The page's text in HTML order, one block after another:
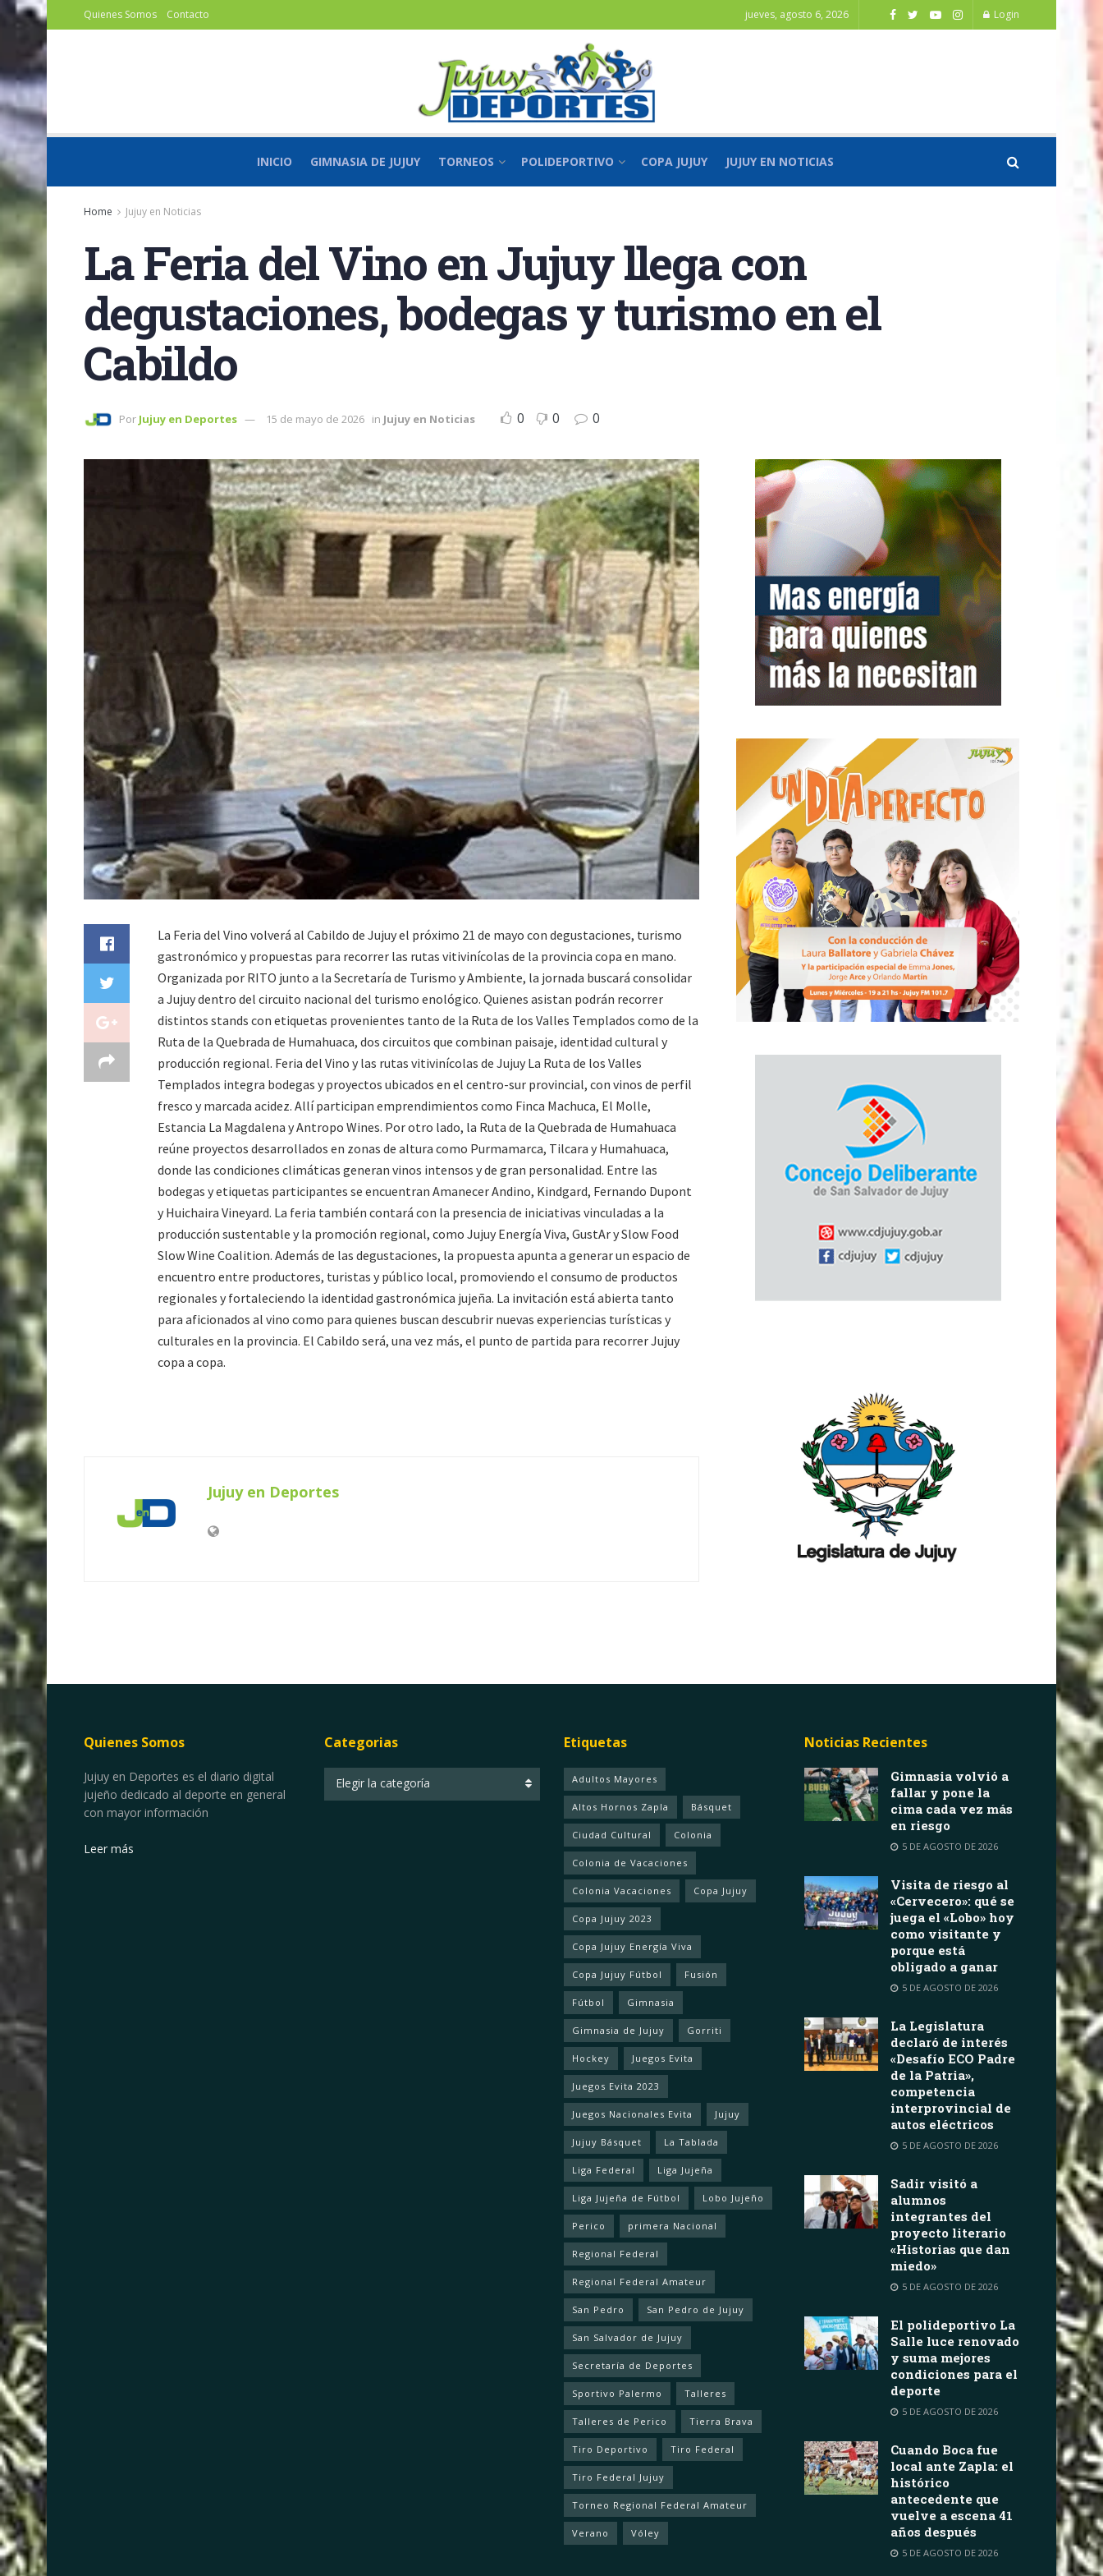
Quienes Somos Contacto jueves, agosto 6, 2026 Login
INICIO GIMNASIA DE JUJUY TORNEOS POLIDEPORTIVO COPA JUJUY JUJUY EN NOTICIAS
Home Jujuy en Noticias
La Feria del Vino en Jujuy llega con
degustaciones, bodegas y turismo en el
Cabildo
Por Jujuy en Deportes 15 de mayo de 2026 in Jujuy en Noticias 0 0 0
La Feria del Vino volverá al Cabildo de Jujuy el próximo 21 de mayo con degustaciones, turismo
gastronómico y propuestas para recorrer las rutas vitivinícolas de la provincia copa en mano.
Organizada por RITO junto a la Secretaría de Turismo y Ambiente, la jornada buscará consolidar
a Jujuy dentro del circuito nacional del turismo enológico. Quienes asistan podrán recorrer
distintos stands con etiquetas provenientes tanto de la Ruta de los Valles Templados como de la
Ruta de la Quebrada de Humahuaca, dos circuitos que combinan paisaje, identidad cultural y
producción regional. Feria del Vino y las rutas vitivinícolas de Jujuy La Ruta de los Valles
Templados integra bodegas y proyectos ubicados en el centro-sur provincial, con vinos de perfil
fresco y marcada acidez. Allí participan emprendimientos como Finca Machuca, El Molle,
Estancia La Magdalena y Antropo Wines. Por otro lado, la Ruta de la Quebrada de Humahuaca
reúne proyectos desarrollados en zonas de altura como Purmamarca, Tilcara y Humahuaca,
donde las condiciones climáticas generan vinos intensos y de gran personalidad. Entre las
bodegas y etiquetas participantes se encuentran Amanecer Andino, Kindgard, Fernando Dupont
y Huichaira Vineyard. La feria también contará con la presencia de iniciativas vinculadas a la
producción sustentable y la promoción regional, como Jujuy Energía Viva, GustAr y Slow Food
Slow Wine Coalition. Además de las degustaciones, la propuesta apunta a generar un espacio de
encuentro entre productores, turistas y público local, promoviendo el consumo de productos
regionales y fortaleciendo la identidad gastronómica jujeña. La invitación está abierta tanto
para aficionados al vino como para quienes buscan descubrir nuevas experiencias turísticas y
culturales en la provincia. El Cabildo será, una vez más, el punto de partida para recorrer Jujuy
copa a copa.
Jujuy en Deportes
Quienes Somos
Jujuy en Deportes es el diario digital
jujeño dedicado al deporte en general
con mayor información
Leer más
Categorias
Categorias
Elegir la categoría
Etiquetas
Adultos Mayores
Altos Hornos Zapla Básquet
Ciudad Cultural Colonia
Colonia de Vacaciones
Colonia Vacaciones Copa Jujuy
Copa Jujuy 2023
Copa Jujuy Energía Viva
Copa Jujuy Fútbol Fusión
Fútbol Gimnasia
Gimnasia de Jujuy Gorriti
Hockey Juegos Evita
Juegos Evita 2023
Juegos Nacionales Evita Jujuy
Jujuy Básquet La Tablada
Liga Federal Liga Jujeña
Liga Jujeña de Fútbol Lobo Jujeño
Perico primera Nacional
Regional Federal
Regional Federal Amateur
San Pedro San Pedro de Jujuy
San Salvador de Jujuy
Secretaría de Deportes
Sportivo Palermo Talleres
Talleres de Perico Tierra Brava
Tiro Deportivo Tiro Federal
Tiro Federal Jujuy
Torneo Regional Federal Amateur
Verano Vóley
Noticias Recientes
Gimnasia volvió a
fallar y pone la
cima cada vez más
en riesgo
5 DE AGOSTO DE 2026
Visita de riesgo al
«Cervecero»: qué se
juega el «Lobo» hoy
como visitante y
porque está
obligado a ganar
5 DE AGOSTO DE 2026
La Legislatura
declaró de interés
«Desafío ECO Padre
de la Patria»,
competencia
interprovincial de
autos eléctricos
5 DE AGOSTO DE 2026
Sadir visitó a
alumnos
integrantes del
proyecto literario
«Historias que dan
miedo»
5 DE AGOSTO DE 2026
El polideportivo La
Salle luce renovado
y suma mejores
condiciones para el
deporte
5 DE AGOSTO DE 2026
Cuando Boca fue
local ante Zapla: el
histórico
antecedente que
vuelve a escena 41
años después
5 DE AGOSTO DE 2026